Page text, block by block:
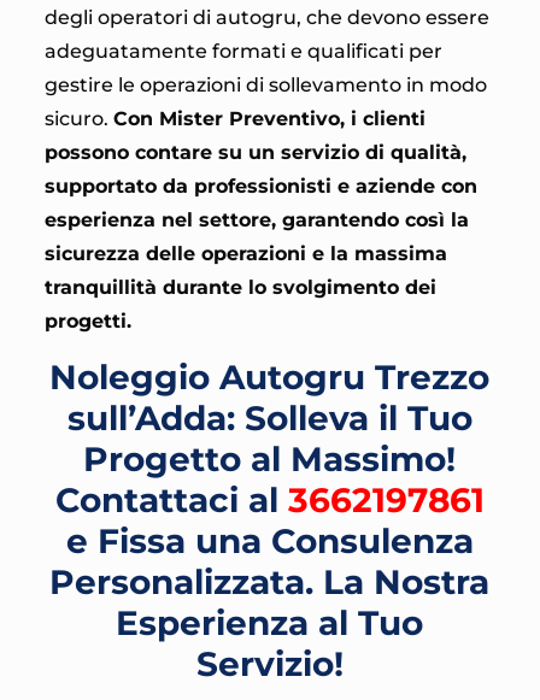
degli operatori di autogru, che devono essere
adeguatamente formati e qualificati per
gestire le operazioni di sollevamento in modo
sicuro. Con Mister Preventivo, i clienti
possono contare su un servizio di qualità,
supportato da professionisti e aziende con
esperienza nel settore, garantendo così la
sicurezza delle operazioni e la massima
tranquillità durante lo svolgimento dei
progetti.
Noleggio Autogru Trezzo
sull’Adda: Solleva il Tuo
Progetto al Massimo!
Contattaci al 3662197861
e Fissa una Consulenza
Personalizzata. La Nostra
Esperienza al Tuo
Servizio!